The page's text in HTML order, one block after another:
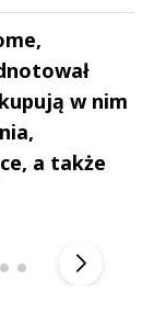
w nim
a także